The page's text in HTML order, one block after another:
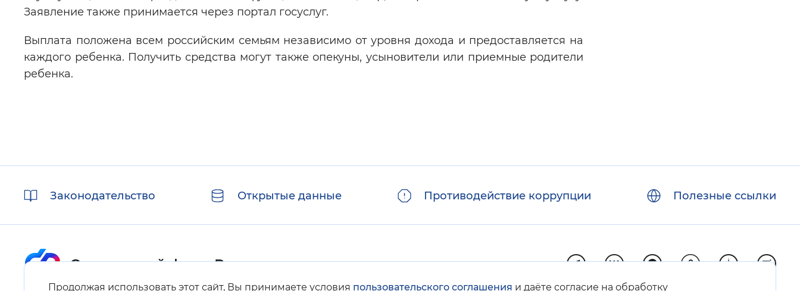
Заявление также принимается через портал госуслуг.
Выплата положена всем российским семьям независимо от уровня дохода и предоставляется на
каждого ребенка. Получить средства могут также опекуны, усыновители или приемные родители
ребенка.
Продолжая использовать этот сайт, Вы принимаете условия пользовательского соглашения и даёте согласие на обработку
ссылкиЗаконодательство Открытые данные Противодействие коррупции Полезные ссылки